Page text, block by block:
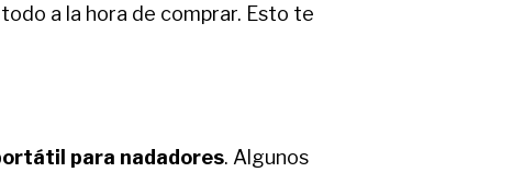
a la hora de comprar. Esto te
para nadadores. Algunos